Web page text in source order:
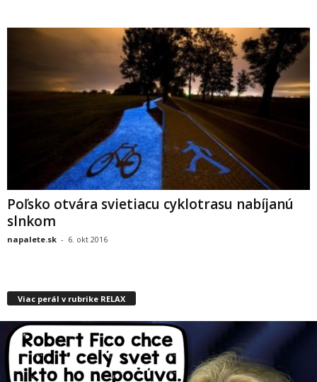
Poľsko otvára svietiacu cyklotrasu nabíjanú
slnkom
napalete.sk - 6. okt 2016
Viac perál v rubrike RELAX